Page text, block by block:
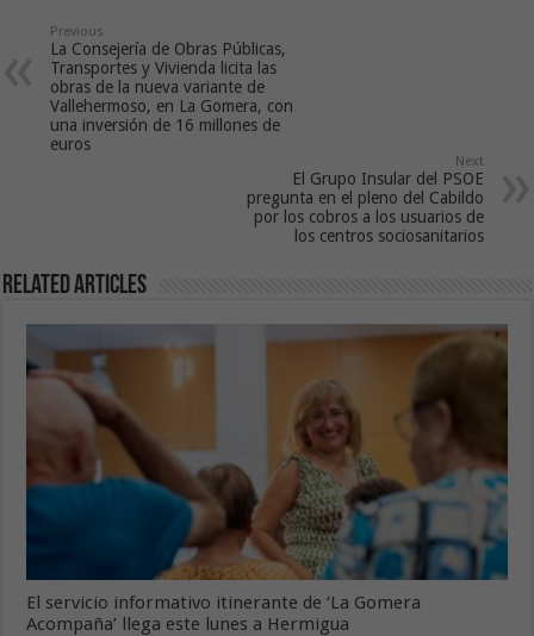
Previous
La Consejería de Obras Públicas,
Transportes y Vivienda licita las
obras de la nueva variante de
Vallehermoso, en La Gomera, con
una inversión de 16 millones de
euros
Next
El Grupo Insular del PSOE
pregunta en el pleno del Cabildo
por los cobros a los usuarios de
los centros sociosanitarios
Related Articles
El servicio informativo itinerante de ‘La Gomera
Acompaña’ llega este lunes a Hermigua